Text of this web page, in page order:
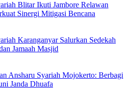
Blitar Ikuti Jambore Relawan
Sinergi Mitigasi Bencana
Karanganyar Salurkan Sedekah
Jamaah Masjid
Ansharu Syariah Mojokerto: Berbagi
Janda Dhuafa